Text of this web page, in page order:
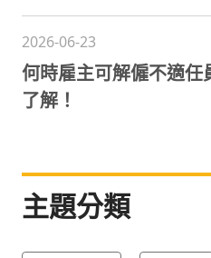
2026-06-23
何時雇主可解僱不適
了解！
主題分類